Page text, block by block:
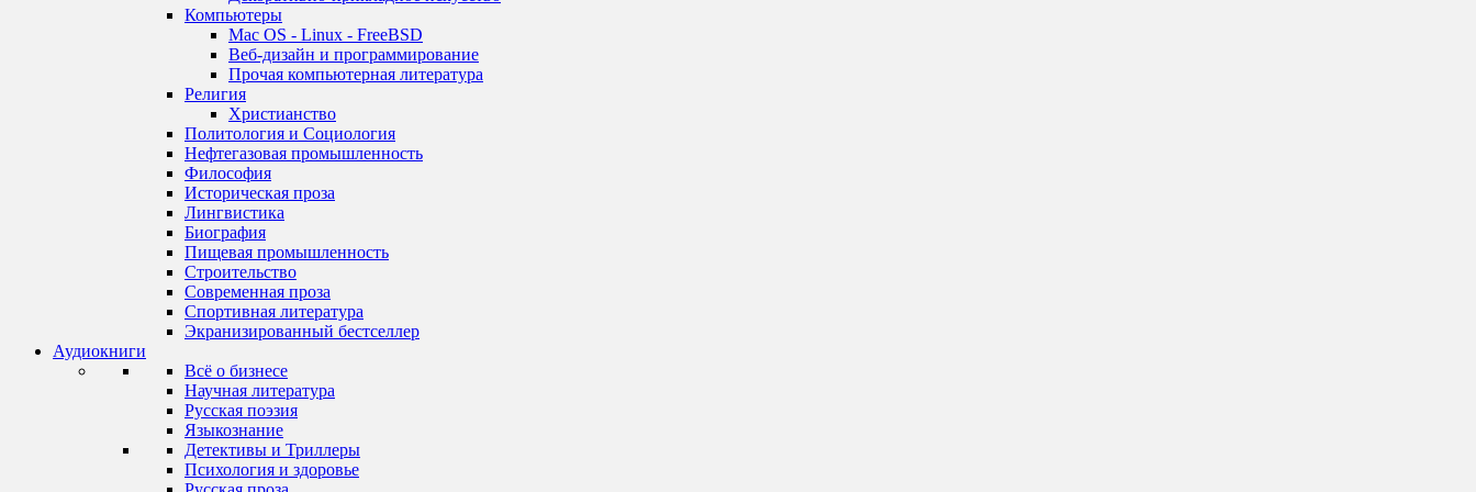
Компьютеры
Mac OS - Linux - FreeBSD
Веб-дизайн и программирование
Прочая компьютерная литература
Религия
Христианство
Политология и Социология
Нефтегазовая промышленность
Философия
Историческая проза
Лингвистика
Биография
Пищевая промышленность
Строительство
Современная проза
Спортивная литература
Экранизированный бестселлер
Аудиокниги
Всё о бизнесе
Научная литература
Русская поэзия
Языкознание
Детективы и Триллеры
Психология и здоровье